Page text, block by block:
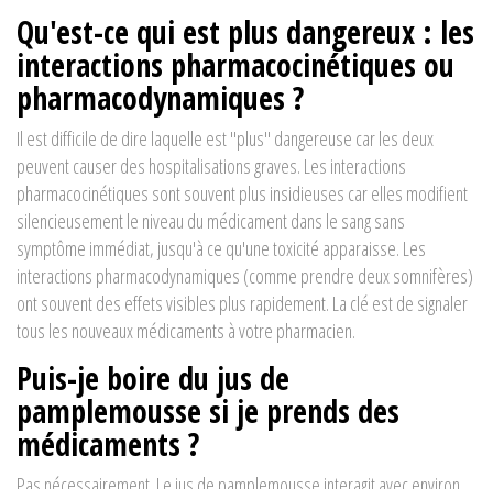
Qu'est-ce qui est plus dangereux : les
interactions pharmacocinétiques ou
pharmacodynamiques ?
Il est difficile de dire laquelle est "plus" dangereuse car les deux
peuvent causer des hospitalisations graves. Les interactions
pharmacocinétiques sont souvent plus insidieuses car elles modifient
silencieusement le niveau du médicament dans le sang sans
symptôme immédiat, jusqu'à ce qu'une toxicité apparaisse. Les
interactions pharmacodynamiques (comme prendre deux somnifères)
ont souvent des effets visibles plus rapidement. La clé est de signaler
tous les nouveaux médicaments à votre pharmacien.
Puis-je boire du jus de
pamplemousse si je prends des
médicaments ?